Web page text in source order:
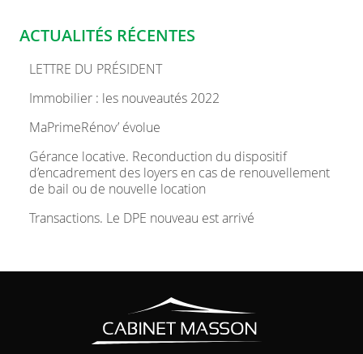
ACTUALITÉS RÉCENTES
LETTRE DU PRÉSIDENT
Immobilier : les nouveautés 2022
MaPrimeRénov’ évolue
Gérance locative. Reconduction du dispositif
d’encadrement des loyers en cas de renouvellement
de bail ou de nouvelle location
Transactions. Le DPE nouveau est arrivé